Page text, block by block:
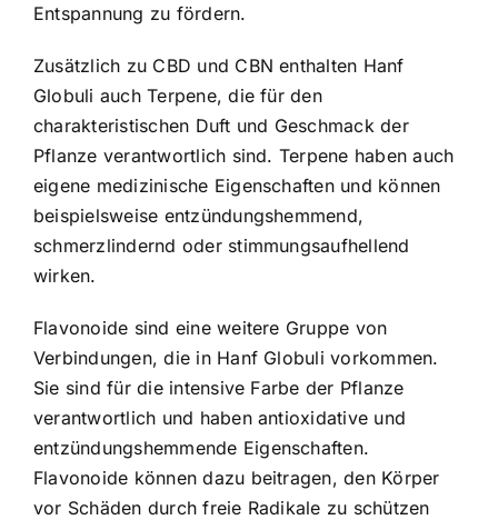
Entspannung zu fördern.
Zusätzlich zu CBD und CBN enthalten Hanf
Globuli auch Terpene, die für den
charakteristischen Duft und Geschmack der
Pflanze verantwortlich sind. Terpene haben auch
eigene medizinische Eigenschaften und können
beispielsweise entzündungshemmend,
schmerzlindernd oder stimmungsaufhellend
wirken.
Flavonoide sind eine weitere Gruppe von
Verbindungen, die in Hanf Globuli vorkommen.
Sie sind für die intensive Farbe der Pflanze
verantwortlich und haben antioxidative und
entzündungshemmende Eigenschaften.
Flavonoide können dazu beitragen, den Körper
vor Schäden durch freie Radikale zu schützen